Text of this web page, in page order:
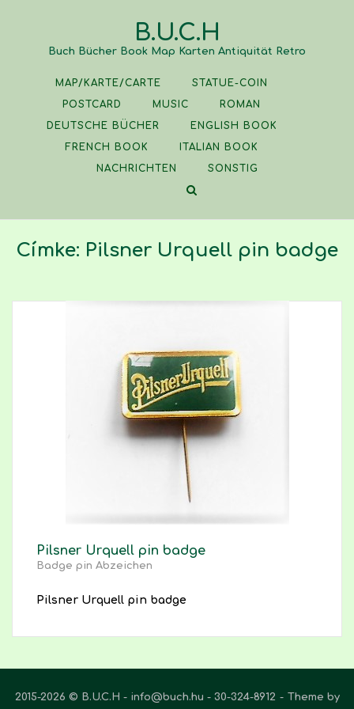
B.U.C.H
Buch Bücher Book Map Karten Antiquität Retro
MAP/KARTE/CARTE
STATUE-COIN
POSTCARD
MUSIC
ROMAN
DEUTSCHE BÜCHER
ENGLISH BOOK
FRENCH BOOK
ITALIAN BOOK
NACHRICHTEN
SONSTIG
Címke: Pilsner Urquell pin badge
Pilsner Urquell pin badge
Badge pin Abzeichen
Pilsner Urquell pin badge
2015-2026 © B.U.C.H - info@buch.hu - 30-324-8912 Theme by